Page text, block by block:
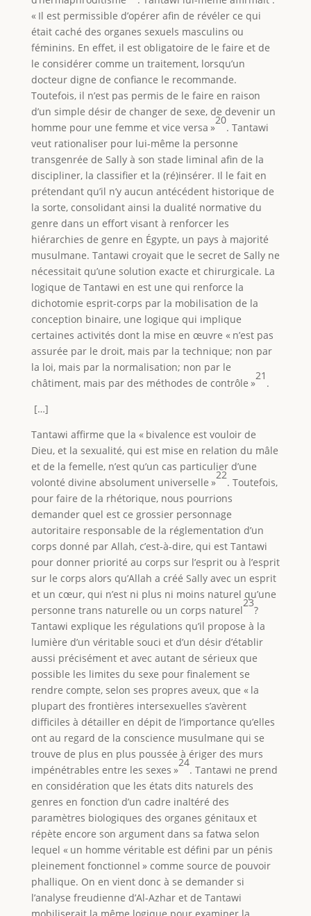
« Il est permissible d’opérer afin de révéler ce qui
était caché des organes sexuels masculins ou
féminins. En effet, il est obligatoire de le faire et de
le considérer comme un traitement, lorsqu’un
docteur digne de confiance le recommande.
Toutefois, il n’est pas permis de le faire en raison
d’un simple désir de changer de sexe, de devenir un
homme pour une femme et vice versa »
20
. Tantawi
veut rationaliser pour lui-même la personne
transgenrée de Sally à son stade liminal afin de la
discipliner, la classifier et la (ré)insérer. Il le fait en
prétendant qu’il n’y aucun antécédent historique de
la sorte, consolidant ainsi la dualité normative du
genre dans un effort visant à renforcer les
hiérarchies de genre en Égypte, un pays à majorité
musulmane. Tantawi croyait que le secret de Sally ne
nécessitait qu’une solution exacte et chirurgicale. La
logique de Tantawi en est une qui renforce la
dichotomie esprit-corps par la mobilisation de la
conception binaire, une logique qui implique
certaines activités dont la mise en œuvre « n’est pas
assurée par le droit, mais par la technique; non par
la loi, mais par la normalisation; non par le
châtiment, mais par des méthodes de contrôle »
21
.
[…]
Tantawi affirme que la « bivalence est vouloir de
Dieu, et la sexualité, qui est mise en relation du mâle
et de la femelle, n’est qu’un cas particulier d’une
volonté divine absolument universelle »
22
. Toutefois,
pour faire de la rhétorique, nous pourrions
demander quel est ce grossier personnage
autoritaire responsable de la réglementation d’un
corps donné par Allah, c’est-à-dire, qui est Tantawi
pour donner priorité au corps sur l’esprit ou à l’esprit
sur le corps alors qu’Allah a créé Sally avec un esprit
et un cœur, qui n’est ni plus ni moins naturel qu’une
personne trans naturelle ou un corps naturel
23
?
Tantawi explique les régulations qu’il propose à la
lumière d’un véritable souci et d’un désir d’établir
aussi précisément et avec autant de sérieux que
possible les limites du sexe pour finalement se
rendre compte, selon ses propres aveux, que « la
plupart des frontières intersexuelles s’avèrent
difficiles à détailler en dépit de l’importance qu’elles
ont au regard de la conscience musulmane qui se
trouve de plus en plus poussée à ériger des murs
impénétrables entre les sexes »
24
. Tantawi ne prend
en considération que les états dits naturels des
genres en fonction d’un cadre inaltéré des
paramètres biologiques des organes génitaux et
répète encore son argument dans sa fatwa selon
lequel « un homme véritable est défini par un pénis
pleinement fonctionnel » comme source de pouvoir
phallique. On en vient donc à se demander si
l’analyse freudienne d’Al-Azhar et de Tantawi